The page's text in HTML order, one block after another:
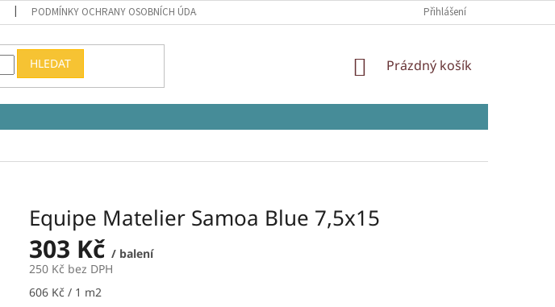
PODMÍNKY OCHRANY OSOBNÍCH ÚDAJŮ Přihlášení
HLEDAT
NÁKUPNÍ
Prázdný košík
Equipe Matelier Samoa Blue 7,5x15
303 Kč / balení
250 Kč bez DPH
Měrná
606 Kč / 1 m2